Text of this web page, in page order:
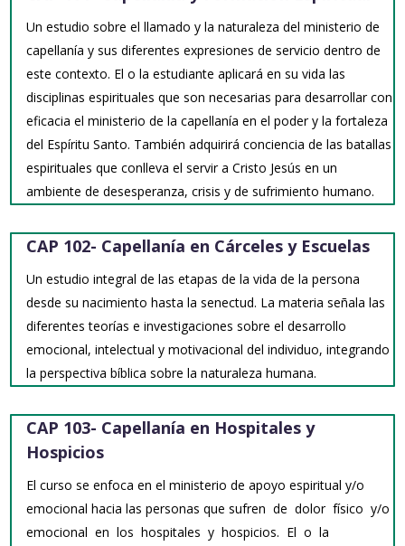
Un estudio sobre el llamado y la naturaleza del ministerio de
capellanía y sus diferentes expresiones de servicio dentro de
este contexto. El o la estudiante aplicará en su vida las
disciplinas espirituales que son necesarias para desarrollar con
eficacia el ministerio de la capellanía en el poder y la fortaleza
del Espíritu Santo. También adquirirá conciencia de las batallas
espirituales que conlleva el servir a Cristo Jesús en un
ambiente de desesperanza, crisis y de sufrimiento humano.
CAP 102- Capellanía en Cárceles y Escuelas
Un estudio integral de las etapas de la vida de la persona
desde su nacimiento hasta la senectud. La materia señala las
diferentes teorías e investigaciones sobre el desarrollo
emocional, intelectual y motivacional del individuo, integrando
la perspectiva bíblica sobre la naturaleza humana.
CAP 103- Capellanía en Hospitales y
Hospicios
El curso se enfoca en el ministerio de apoyo espiritual y/o
emocional hacia las personas que sufren de dolor físico y/o
emocional en los hospitales y hospicios. El o la